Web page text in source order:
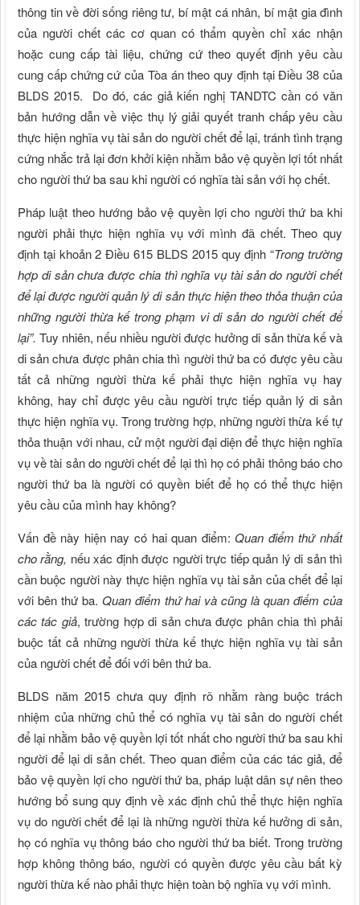
thông tin về đời sống riêng tư, bí mật cá nhân, bí mật gia đình
của người chết các cơ quan có thẩm quyền chỉ xác nhận
hoặc cung cấp tài liệu, chứng cứ theo quyết định yêu cầu
cung cấp chứng cứ của Tòa án theo quy định tại Điều 38 của
BLDS 2015. Do đó, các giả kiến nghị TANDTC cần có văn
bản hướng dẫn về việc thụ lý giải quyết tranh chấp yêu cầu
thực hiện nghĩa vụ tài sản do người chết để lại, tránh tình trạng
cứng nhắc trả lại đơn khởi kiện nhằm bảo vệ quyền lợi tốt nhất
cho người thứ ba sau khi người có nghĩa tài sản với họ chết.
Pháp luật theo hướng bảo vệ quyền lợi cho người thứ ba khi
người phải thực hiện nghĩa vụ với mình đã chết. Theo quy
định tại khoản 2 Điều 615 BLDS 2015 quy định “Trong trường
hợp di sản chưa được chia thì nghĩa vụ tài sản do người chết
để lại được người quản lý di sản thực hiện theo thỏa thuận của
những người thừa kế trong phạm vi di sản do người chết để
lại”. Tuy nhiên, nếu nhiều người được hưởng di sản thừa kế và
di sản chưa được phân chia thì người thứ ba có được yêu cầu
tất cả những người thừa kế phải thực hiện nghĩa vụ hay
không, hay chỉ được yêu cầu người trực tiếp quản lý di sản
thực hiện nghĩa vụ. Trong trường hợp, những người thừa kế tự
thỏa thuận với nhau, cử một người đại diện để thực hiện nghĩa
vụ về tài sản do người chết để lại thì họ có phải thông báo cho
người thứ ba là người có quyền biết để họ có thể thực hiện
yêu cầu của mình hay không?
Vấn đề này hiện nay có hai quan điểm:Quan điểm thứ nhất
cho rằng, nếu xác định được người trực tiếp quản lý di sản thì
cần buộc người này thực hiện nghĩa vụ tài sản của chết để lại
với bên thứ ba. Quan điểm thứ hai và cũng là quan điểm của
các tác giả, trường hợp di sản chưa được phân chia thì phải
buộc tất cả những người thừa kế thực hiện nghĩa vụ tài sản
của người chết để đối với bên thứ ba.
BLDS năm 2015 chưa quy định rõ nhằm ràng buộc trách
nhiệm của những chủ thể có nghĩa vụ tài sản do người chết
để lại nhằm bảo vệ quyền lợi tốt nhất cho người thứ ba sau khi
người để lại di sản chết. Theo quan điểm của các tác giả, để
bảo vệ quyền lợi cho người thứ ba, pháp luật dân sự nên theo
hướng bổ sung quy định về xác định chủ thể thực hiện nghĩa
vụ do người chết để lại là những người thừa kế hưởng di sản,
họ có nghĩa vụ thông báo cho người thứ ba biết. Trong trường
hợp không thông báo, người có quyền được yêu cầu bất kỳ
người thừa kế nào phải thực hiện toàn bộ nghĩa vụ với mình.